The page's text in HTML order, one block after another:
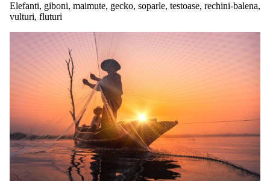
Elefanti, giboni, maimute, gecko, soparle, testoase, rechini-balena,
vulturi, fluturi